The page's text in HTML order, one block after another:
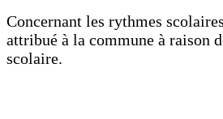
Concernant les rythmes
attribué à la commune à raison
scolaire.